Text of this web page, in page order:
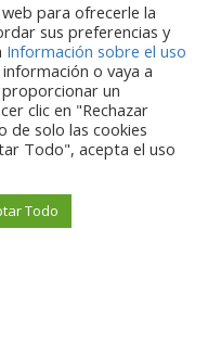
Sin
los del autor o autores y
Ni la Unión Europea ni
para ofrecerle la
sus preferencias y
Información sobre el uso
o vaya a
un
clic en "Rechazar
de solo las cookies
Todo", acepta el uso
Todo